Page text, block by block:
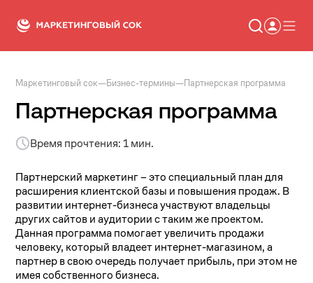
Статьи
Новости
Сервисы
Консалтинг
Маркетинговый сок—Бизнес-термины—Партнерская программа
Партнерская программа
Время прочтения: 1 мин.
Партнерский маркетинг – это специальный план для
расширения клиентской базы и повышения продаж. В
развитии интернет-бизнеса участвуют владельцы
других сайтов и аудитории с таким же проектом.
Данная программа помогает увеличить продажи
человеку, который владеет интернет-магазином, а
партнер в свою очередь получает прибыль, при этом не
имея собственного бизнеса.